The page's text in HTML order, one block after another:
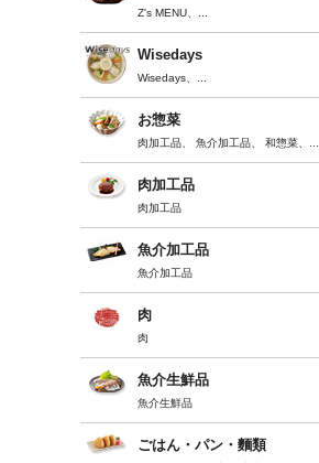
Z's MENU、...
Wisedays
Wisedays、...
お惣菜
肉加工品、 魚介加工品、 和惣菜、...
肉加工品
肉加工品
魚介加工品
魚介加工品
肉
肉
魚介生鮮品
魚介生鮮品
ごはん・パン・麵類